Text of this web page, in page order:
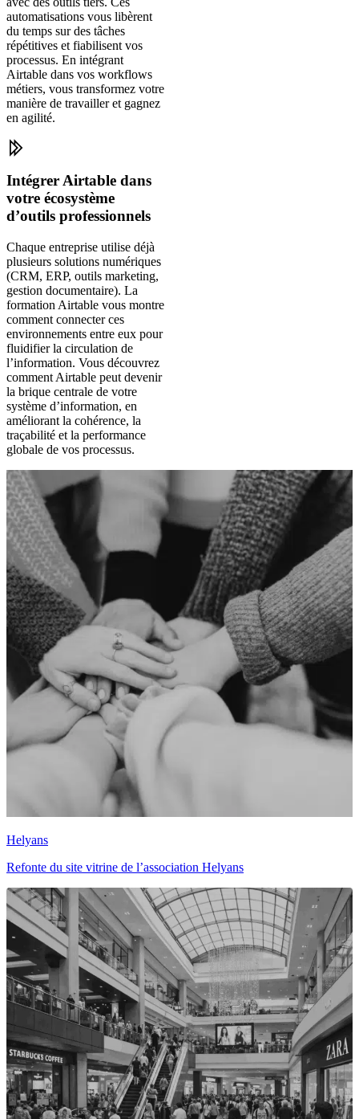
automatisations vous libèrent
du temps sur des tâches
répétitives et fiabilisent vos
processus. En intégrant
Airtable dans vos workflows
métiers, vous transformez votre
manière de travailler et gagnez
en agilité.
Intégrer Airtable dans
votre écosystème
d’outils professionnels
Chaque entreprise utilise déjà
plusieurs solutions numériques
(CRM, ERP, outils marketing,
gestion documentaire). La
formation Airtable vous montre
comment connecter ces
environnements entre eux pour
fluidifier la circulation de
l’information. Vous découvrez
comment Airtable peut devenir
la brique centrale de votre
système d’information, en
améliorant la cohérence, la
traçabilité et la performance
globale de vos processus.
Helyans
Refonte du site vitrine de l’association Helyans